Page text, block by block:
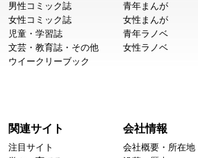
男性コミック誌
女性コミック誌
児童・学習誌
文芸・教育誌・その他
ウイークリーブック
青年まんが
女性まんが
青年ラノベ
女性ラノベ
関連サイト
注目サイト
会社情報
会社概要・所在地